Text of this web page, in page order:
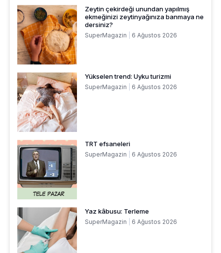
Zeytin çekirdeği unundan yapılmış
ekmeğinizi zeytinyağınıza banmaya ne
dersiniz?
SuperMagazin 6 Ağustos 2026
Yükselen trend: Uyku turizmi
SuperMagazin 6 Ağustos 2026
TRT efsaneleri
SuperMagazin 6 Ağustos 2026
Yaz kâbusu: Terleme
SuperMagazin 6 Ağustos 2026